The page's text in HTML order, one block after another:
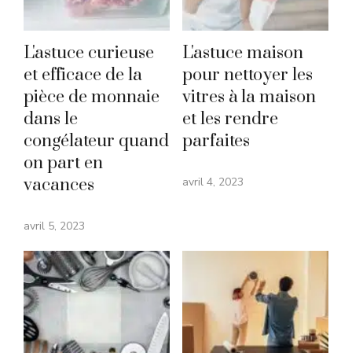
L'astuce curieuse
et efficace de la
pièce de monnaie
dans le
congélateur quand
on part en
vacances
avril 5, 2023
L'astuce maison
pour nettoyer les
vitres à la maison
et les rendre
parfaites
avril 4, 2023